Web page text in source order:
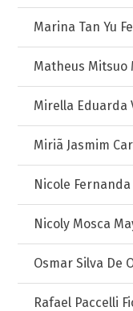
Marina Tan Yu
Matheus Mitsuo
Mirella Eduarda
Miriã Jasmim
Nicole
Nicoly Mosca
Osmar Silva De
Rafael Paccelli